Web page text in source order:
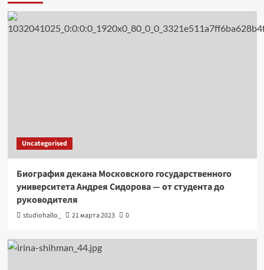
Uncategorised
Биография декана Московского государственного
университета Андрея Сидорова — от студента до
руководителя
studiohallo_ 21 марта 2023 0